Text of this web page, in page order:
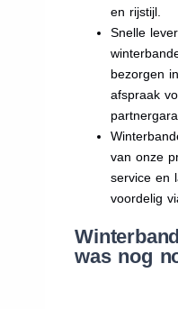
en rijstijl.
Snelle
bezorgen
afspraak
van onze
service en
voordelig
was nog